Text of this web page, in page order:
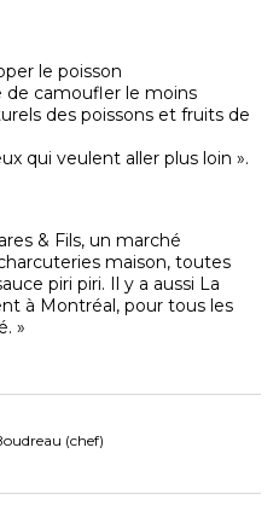
le poisson
de camoufler le moins
des poissons et fruits de
qui veulent aller plus loin ».
& Fils, un marché
maison, toutes
piri piri. Il y a aussi La
à Montréal, pour tous les
»
(chef)